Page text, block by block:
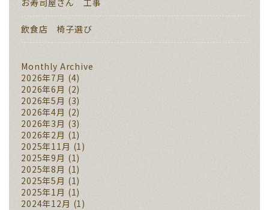
お寿司屋さん 工事
飲食店 椅子選び
Monthly Archive
2026年7月 (4)
2026年6月 (2)
2026年5月 (3)
2026年4月 (2)
2026年3月 (3)
2026年2月 (1)
2025年11月 (1)
2025年9月 (1)
2025年8月 (1)
2025年5月 (1)
2025年1月 (1)
2024年12月 (1)